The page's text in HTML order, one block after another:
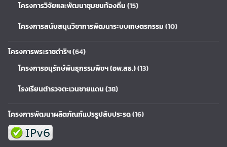
โครงการวิจัยและพัฒนาชุมชนท้องถิ่น(15)
โครงการสนับสนุนวิชาการพัฒนาระบบเกษตรกรรม(10)
โครงการพระราชดำริฯ(64)
โครงการอนุรักษ์พันธุกรรมพืชฯ (อพ.สธ.)(13)
โรงเรียนตำรวจตะเวนชายแดน(38)
โครงการพัฒนาผลิตภัณฑ์แปรรูปสับประรด(16)